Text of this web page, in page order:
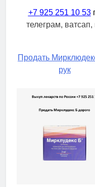
+7 925 251 10 53
телеграм,
Продать
рук